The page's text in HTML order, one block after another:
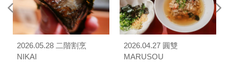
2026.05.28 二階割烹
NIKAI
2026.04.27 圓雙
MARUSOU